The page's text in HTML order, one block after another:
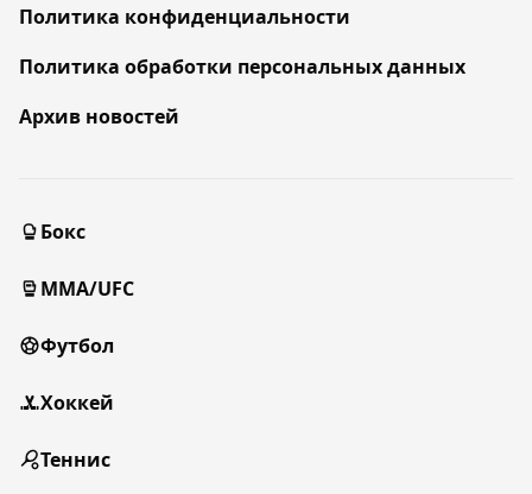
Политика конфиденциальности
Политика обработки персональных данных
Архив новостей
Бокс
MMA/UFC
Футбол
Хоккей
Теннис